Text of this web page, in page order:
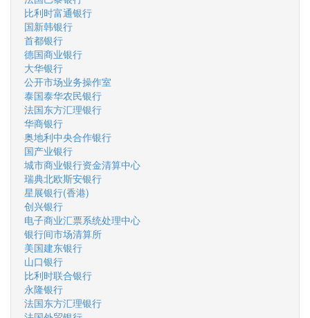
比利时富通银行
国新韩银行
首都银行
德国商业银行
大华银行
公开市场业务操作室
泰国泰华农民银行
法国东方汇理银行
华商银行
奥地利中央合作银行
国产业银行
城市商业银行资金清算中心
瑞典北欧斯安银行
星展银行(香港)
创兴银行
电子商业汇票系统处理中心
银行间市场清算所
美国建东银行
山口银行
比利时联合银行
永隆银行
法国东方汇理银行